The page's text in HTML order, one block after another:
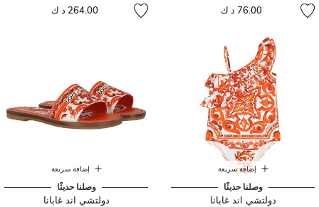
76.00 د ك 264.00 د ك
إضافة سريعة
وصلنا حديثًا
دولتشي اند غابانا
إضافة سريعة
وصلنا حديثًا
دولتشي اند غابانا